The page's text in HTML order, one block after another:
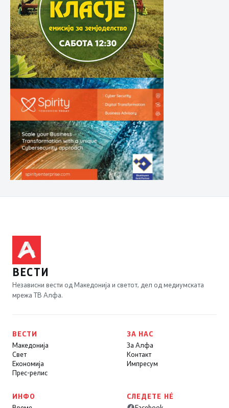
ВЕСТИ
Независни вести од Македонија и светот, дел од медиумската
мрежа ТВ Алфа.
ВЕСТИ
Македонија
Свет
Економија
Прес-релис
ЗА НАС
За Алфа
Контакт
Импресум
ИНФО
СЛЕДЕТЕ НÉ